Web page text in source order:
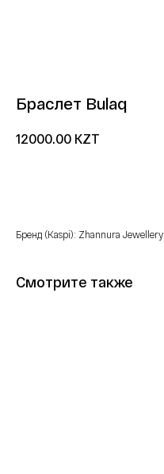
Браслет Bulaq
12000.00 KZT
Бренд (Kaspi): Zhannura Jewellery
Смотрите также